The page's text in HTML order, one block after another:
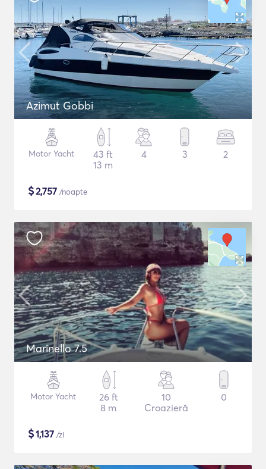
Azimut Gobbi
Motor Yacht
43 ft
13 m
4 3 2
$2,757 /noapte
Marinello 7.5
Motor Yacht
26 ft
8 m
10
Croazieră
0
$1,137 /zi